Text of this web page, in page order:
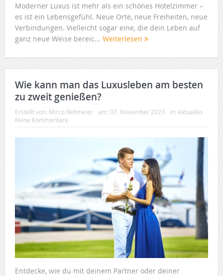
Moderner Luxus ist mehr als ein schönes Hotelzimmer –
es ist ein Lebensgefühl. Neue Orte, neue Freiheiten, neue
Verbindungen. Vielleicht sogar eine, die dein Leben auf
ganz neue Weise bereic... Weiterlesen
Wie kann man das Luxusleben am besten
zu zweit genießen?
Erstellt von: Mirco Rehmeier am: 07. November 2023 In: Aktuelles
Keine Kommentare
Entdecke, wie du mit deinem Partner oder deiner